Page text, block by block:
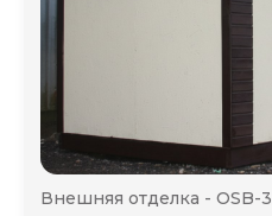
Внешняя отделка - OSB-3